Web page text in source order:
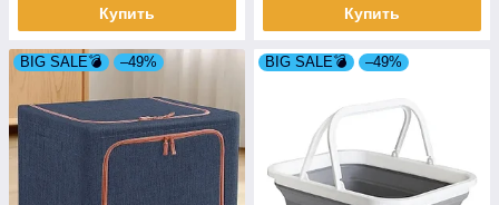
Купить Купить
BIG SALE💣 –49% BIG SALE💣 –49%